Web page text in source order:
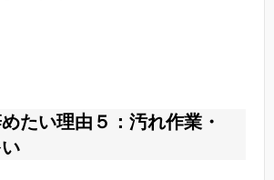
たい理由５：汚れ作業・